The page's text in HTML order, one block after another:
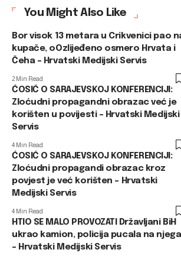
You Might Also Like
Bor visok 13 metara u Crikvenici pao
kupače, oOzlijeđeno osmero Hrvata i
Čeha – Hrvatski Medijski Servis
2 Min Read
ĆOSIĆ O SARAJEVSKOJ KONFERENCIJI:
Zloćudni propagandni obrazac već je
korišten u povijesti – Hrvatski Medijski
Servis
4 Min Read
ĆOSIĆ O SARAJEVSKOJ KONFERENCIJI:
Zloćudni propagandi obrazac kroz
povjest je već korišten – Hrvatski
Medijski Servis
4 Min Read
HTIO SE MALO PROVOZATI Državljani BiH
ukrao kamion, policija pucala na njega
– Hrvatski Medijski Servis